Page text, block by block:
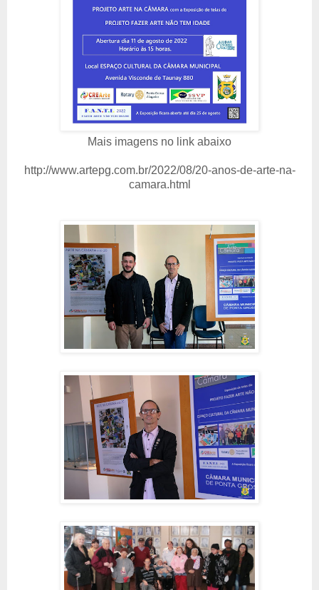
Mais imagens no link abaixo
http://www.artepg.com.br/2022/08/20-anos-de-arte-na-
camara.html